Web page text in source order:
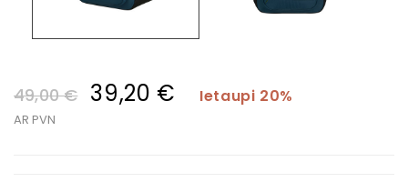
49,00 € 39,20 € Ietaupi 20%
AR PVN